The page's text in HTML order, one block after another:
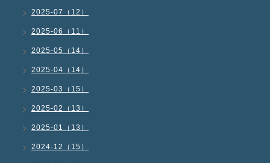
2025-07（12）
2025-06（11）
2025-05（14）
2025-04（14）
2025-03（15）
2025-02（13）
2025-01（13）
2024-12（15）